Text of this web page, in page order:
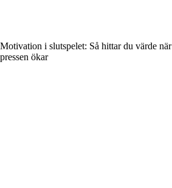
Motivation i slutspelet: Så hittar du värde när
pressen ökar